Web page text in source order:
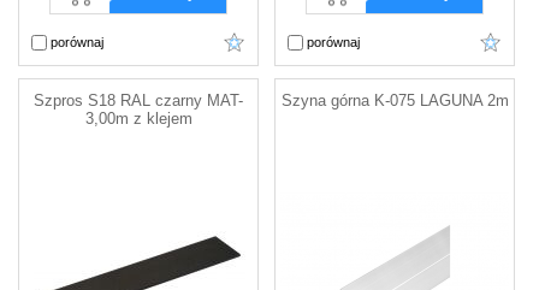
porównaj porównaj
Szpros S18 RAL czarny MAT-
3,00m z klejem
Szyna górna K-075 LAGUNA 2m